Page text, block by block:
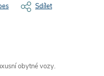
Sdílet
obytné vozy.